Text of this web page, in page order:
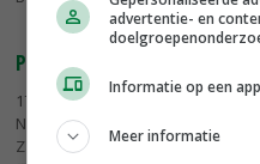
Pilot Energiebesparing peilt
17-03-2016
- Woensdag
Noord, Margreet van Gastel
Zaken en Pieter Jan van Zanten
advertentie- en
Informatie op een
Meer informatie